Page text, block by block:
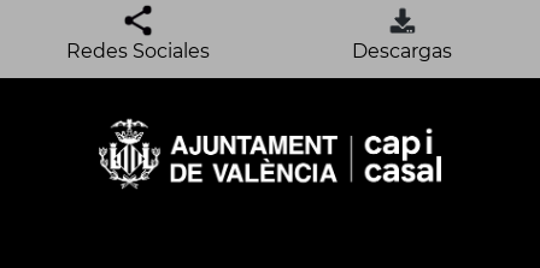
Redes Sociales Descargas